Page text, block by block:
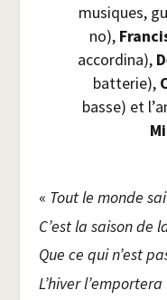
musiques,
no),
accor­di­na),
bat­te­rie),
basse) et
« Tout le monde
C’est la sai­son de
Que ce qui n’est
L’hiver l’emportera